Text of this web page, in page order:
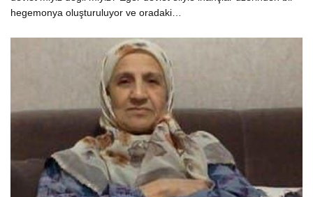
hegemonya oluşturuluyor ve oradaki…